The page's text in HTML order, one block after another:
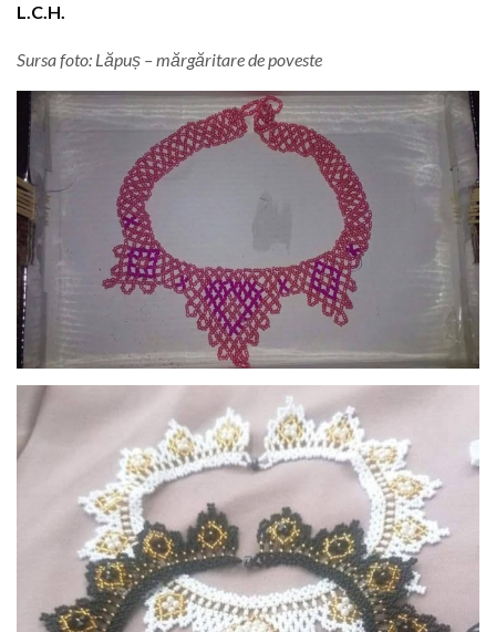
L.C.H.
Sursa foto: Lăpuș – mărgăritare de poveste